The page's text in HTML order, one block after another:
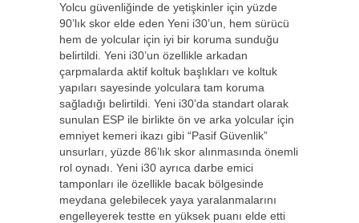
Yolcu güvenliğinde de yetişkinler için yüzde
90’lık skor elde eden Yeni i30’un, hem sürücü
hem de yolcular için iyi bir koruma sunduğu
belirtildi. Yeni i30’un özellikle arkadan
çarpmalarda aktif koltuk başlıkları ve koltuk
yapıları sayesinde yolculara tam koruma
sağladığı belirtildi. Yeni i30’da standart olarak
sunulan ESP ile birlikte ön ve arka yolcular için
emniyet kemeri ikazı gibi “Pasif Güvenlik”
unsurları, yüzde 86’lık skor alınmasında önemli
rol oynadı. Yeni i30 ayrıca darbe emici
tamponları ile özellikle bacak bölgesinde
meydana gelebilecek yaya yaralanmalarını
engelleyerek testte en yüksek puanı elde etti